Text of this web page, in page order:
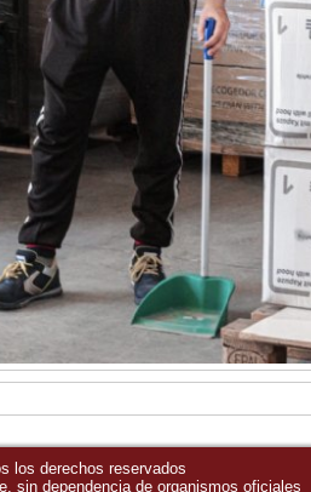
los derechos reservados
sin dependencia de organismos oficiales